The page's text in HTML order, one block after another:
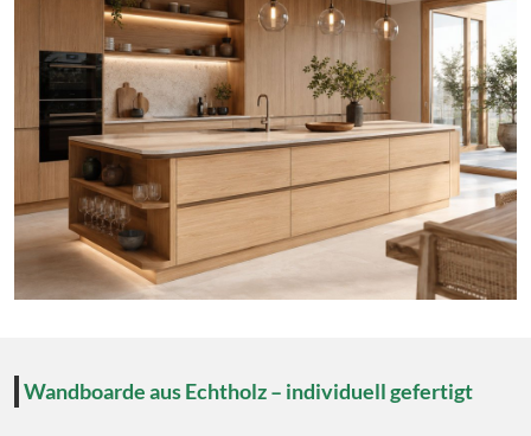
Wandboarde aus Echtholz – individuell gefertigt